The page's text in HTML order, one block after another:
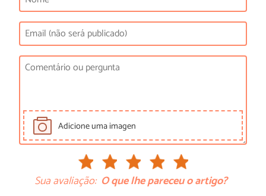
Adicione uma imagen
Sua avaliação: O que lhe pareceu o artigo?